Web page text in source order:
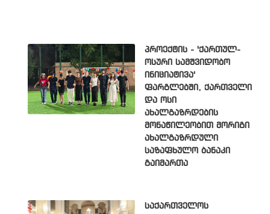
პროექტის - 'ქართულ-
ოსური სამშვიდობო
ინიციატივა'
ფარგლებში, ქართველი
და ოსი
ახალგაზრდების
მონაწილეობით მორიგი
ახალგაზრდული
საზაფხულო ბანაკი
გაიმართა
საქართველოს